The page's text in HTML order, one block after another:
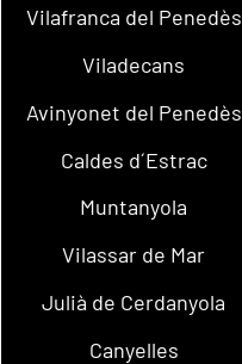
Vilafranca del Penedès
Viladecans
Avinyonet del Penedès
Caldes d´Estrac
Muntanyola
Vilassar de Mar
Julià de Cerdanyola
Canyelles